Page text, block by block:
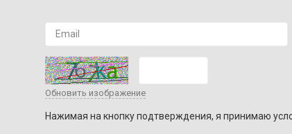
Обновить изображение
Нажимая на кнопку подтверждения, я принимаю